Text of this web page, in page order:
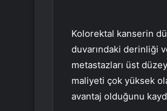
Kolorektal kanserin
duvarındaki derinliği
metastazları üst
maliyeti çok yüksek
avantaj olduğunu